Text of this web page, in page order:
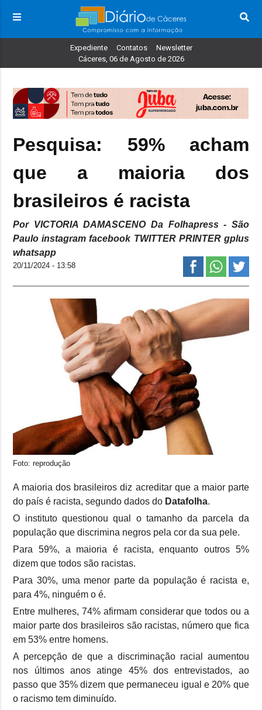
Expediente Contatos
Newsletter
Cáceres, 06 de Agosto de 2026
Pesquisa: 59% acham
que a maioria dos
brasileiros é racista
Por VICTORIA DAMASCENO Da Folhapress - São
Paulo instagram facebook TWITTER PRINTER gplus
whatsapp
20/11/2024 - 13:58
Foto: reprodução
A maioria dos brasileiros diz acreditar que a maior parte
do país é racista, segundo dados do Datafolha.
O instituto questionou qual o tamanho da parcela da
população que discrimina negros pela cor da sua pele.
Para 59%, a maioria é racista, enquanto outros 5%
dizem que todos são racistas.
Para 30%, uma menor parte da população é racista e,
para 4%, ninguém o é.
Entre mulheres, 74% afirmam considerar que todos ou a
maior parte dos brasileiros são racistas, número que fica
em 53% entre homens.
A percepção de que a discriminação racial aumentou
nos últimos anos atinge 45% dos entrevistados, ao
passo que 35% dizem que permaneceu igual e 20% que
o racismo tem diminuído.